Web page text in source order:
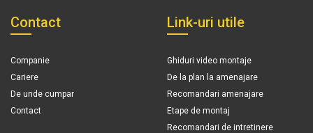
Contact
Companie
Cariere
De unde cumpar
Contact
Link-uri utile
Ghiduri video montaje
De la plan la amenajare
Recomandari amenajare
Etape de montaj
Recomandari de intretinere